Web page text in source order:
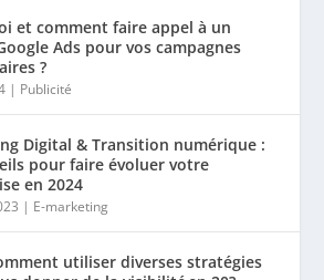
et comment faire appel à un
Ads pour vos campagnes
?
| Publicité
Digital & Transition numérique :
pour faire évoluer votre
en 2024
| E-marketing
utiliser diverses stratégies